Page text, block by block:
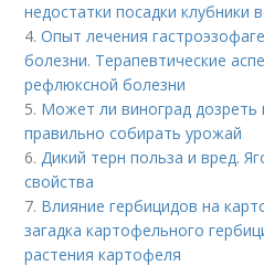
недостатки посадки клубники
4.Опыт лечения
болезни. Терапевтические
рефлюксной болезни
5. Может ли виноград дозреть
правильно собирать урожай
6.Дикий терн польза и вред.
свойства
7. Влияние гербицидов на
загадка картофельного
растения картофеля